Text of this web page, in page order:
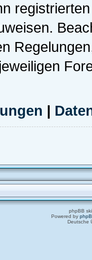
|
phpBB
Powered by
Deutsche